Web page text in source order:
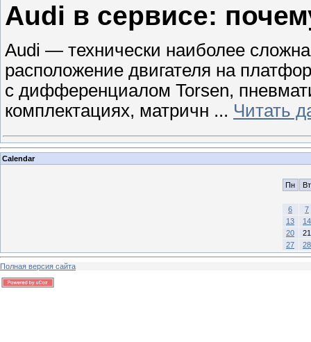
Audi в сервисе:
Audi — технически наиболее
расположение двигателя на
с дифференциалом Torsen,
комплектациях, матричн ... Читать
Calendar
Пн Вт
6
7
13
14
20
21
27
28
Полная версия сайта